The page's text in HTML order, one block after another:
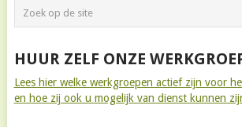
HUUR ZELF ONZE
Lees hier welke werkgroepen actief zijn voor
en hoe zij ook u mogelijk van dienst kunnen